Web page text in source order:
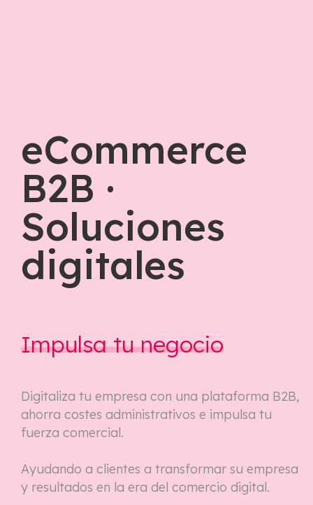
eCommerce
B2B ·
Soluciones
digitales
Impulsa tu negocio
Digitaliza tu empresa con una plataforma B2B,
ahorra costes administrativos e impulsa tu
fuerza comercial.
Ayudando a clientes a transformar su empresa
y resultados en la era del comercio digital.